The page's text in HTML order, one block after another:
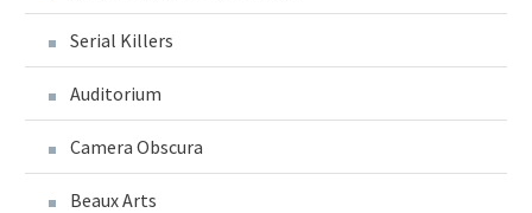
Serial Killers
Auditorium
Camera Obscura
Beaux Arts